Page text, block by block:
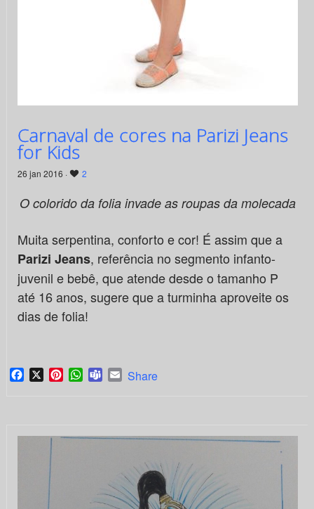
Carnaval de cores na Parizi Jeans
for Kids
26 jan 2016 · 2
O colorido da folia invade as roupas da molecada
Muita serpentina, conforto e cor! É assim que a
Parizi Jeans, referência no segmento infanto-
juvenil e bebê, que atende desde o tamanho P
até 16 anos, sugere que a turminha aproveite os
dias de folia!
Facebook
X PinterestWhatsApp
TeamsEmail
Share